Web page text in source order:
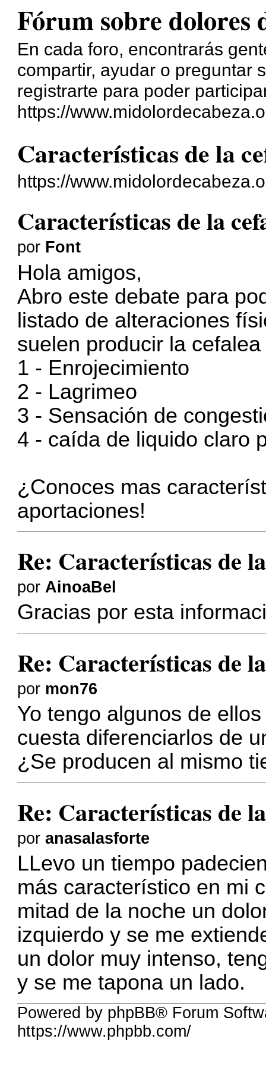
Fórum sobre dolores
En cada foro, encontrarás
compartir, ayudar o preguntar
registrarte para poder
https://
Características de la
https://
Características de la
por Font
Hola amigos,
Abro este debate para
listado de alteraciones
suelen producir la
1 - Enrojecimiento
2 - Lagrimeo
3 - Sensación de
4 - caída de liquido claro
¿Conoces mas
aportaciones!
Re: Características de
por AinoaBel
Gracias por esta
Re: Características de
por mon76
Yo tengo algunos de
cuesta diferenciarlos de
¿Se producen al mismo
Re: Características de
poranasalasforte
LLevo un tiempo
más característico en mi
mitad de la noche un
izquierdo y se me
un dolor muy intenso,
y se me tapona un lado.
Powered by phpBB® Forum
https://www.phpbb.com/